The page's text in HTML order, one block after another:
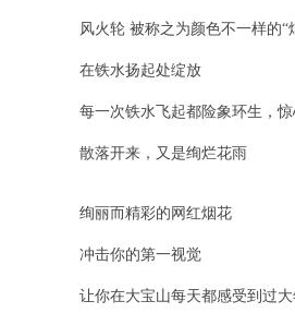
风火轮 被称之为颜色不一样的“
在铁水扬起处绽放
每一次铁水飞起都险象环生，惊
散落开来，又是绚烂花雨
绚丽而精彩的网红烟花
冲击你的第一视觉
让你在大宝山每天都感受到过大